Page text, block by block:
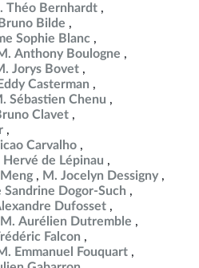
Théo Bernhardt
Bilde
Sophie Blanc
Anthony Boulogne
Jorys Bovet
Casterman
Sébastien Chenu
Clavet
Carvalho
Hervé de Lépinau
M. Jocelyn Dessigny
Sandrine Dogor-Such
Dufosset
M. Aurélien Dutremble
Falcon
Emmanuel Fouquart